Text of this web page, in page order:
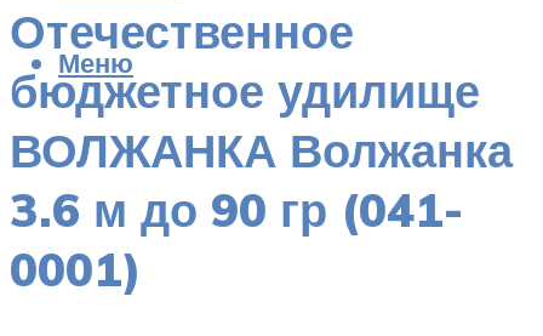
Меню
Отечественное
бюджетное удилище
ВОЛЖАНКА Волжанка
3.6 м до 90 гр (041-
0001)